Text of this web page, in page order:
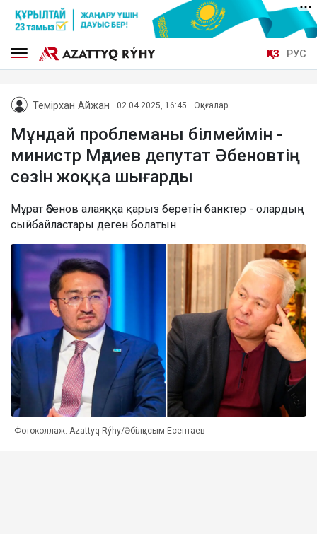
ҚАЗ РУС
Темірхан Айжан 02.04.2025, 16:45 Оқиғалар
Мұндай проблеманы білмеймін -
министр Мәдиев депутат Әбеновтің
сөзін жоққа шығарды
Мұрат Әбенов алаяққа қарыз беретін банктер - олардың
сыйбайластары деген болатын
Фотоколлаж: Azattyq Rýhy/Әбілқасым Есентаев